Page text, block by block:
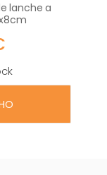
lanche a